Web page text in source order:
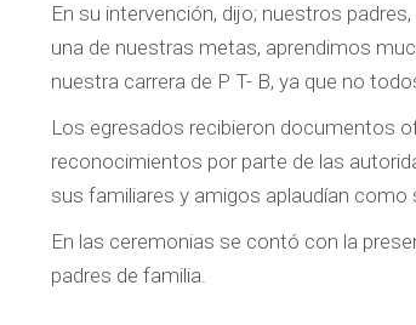
En su intervención, dijo; nuestros
una de nuestras metas, aprendimos
nuestra carrera de P T- B, ya que no
Los egresados recibieron documentos
reconocimientos por parte de las
sus familiares y amigos aplaudían como
En las ceremonias se contó con la
padres de familia.